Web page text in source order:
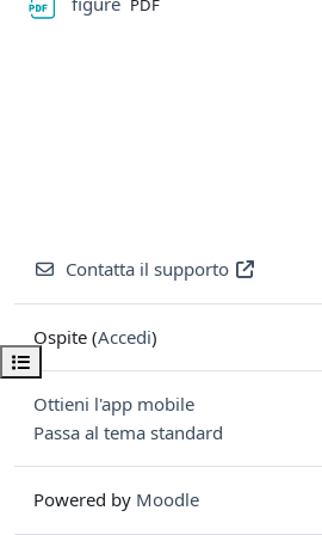
Apri indice del corso
PDF
Contatta il supporto
Ospite (Accedi)
Ottieni l'app mobile
Passa al tema standard
Powered by Moodle